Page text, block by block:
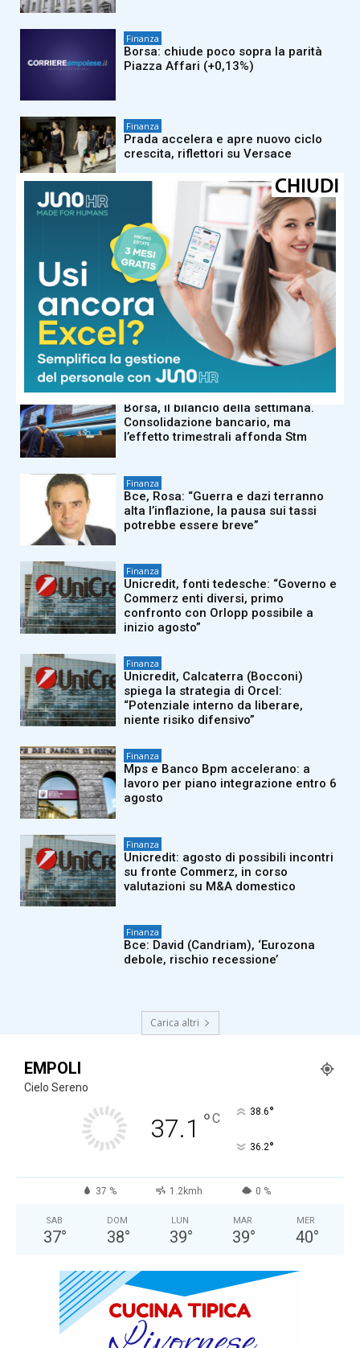
Finanza
Borsa: chiude poco sopra la parità
Piazza Affari (+0,13%)
Finanza
Prada accelera e apre nuovo ciclo
crescita, riflettori su Versace
Intesa Sanpaolo, ricavi e utile
battono le attese. Promossa da
Jefferies, più cauta Kbw
Finanza
Mps-Banco Bpm, consiglieri di
minoranza contro Lovaglio: Consob
valuta una possibile manipolazione
del mercato
Finanza
Borsa, il bilancio della settimana.
Consolidazione bancario, ma
l’effetto trimestrali affonda Stm
Finanza
Bce, Rosa: “Guerra e dazi terranno
alta l’inflazione, la pausa sui tassi
potrebbe essere breve”
Finanza
Unicredit, fonti tedesche: “Governo e
Commerz enti diversi, primo
confronto con Orlopp possibile a
inizio agosto”
Finanza
Unicredit, Calcaterra (Bocconi)
spiega la strategia di Orcel:
“Potenziale interno da liberare,
niente risiko difensivo”
Finanza
Mps e Banco Bpm accelerano: a
lavoro per piano integrazione entro 6
agosto
Finanza
Unicredit: agosto di possibili incontri
su fronte Commerz, in corso
valutazioni su M&A domestico
Finanza
Bce: David (Candriam), ‘Eurozona
debole, rischio recessione’
Carica altri
EMPOLI
Cielo Sereno
37.1 °C 38.6°
36.2°
37 % 1.2kmh 0 %
SAB
37°
DOM
38°
LUN
39°
MAR
39°
MER
40°